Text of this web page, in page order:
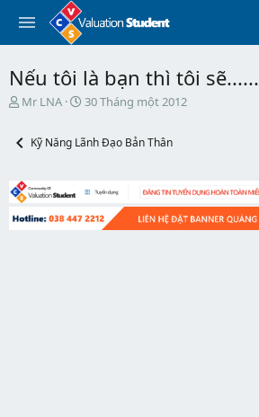
Nếu tôi là bạn thì tôi sẽ......
T
e
d
s
t
Mr LNA
N
y
t
đ
30 Tháng một 2012
Kỹ Năng Lãnh Đạo Bản Thân